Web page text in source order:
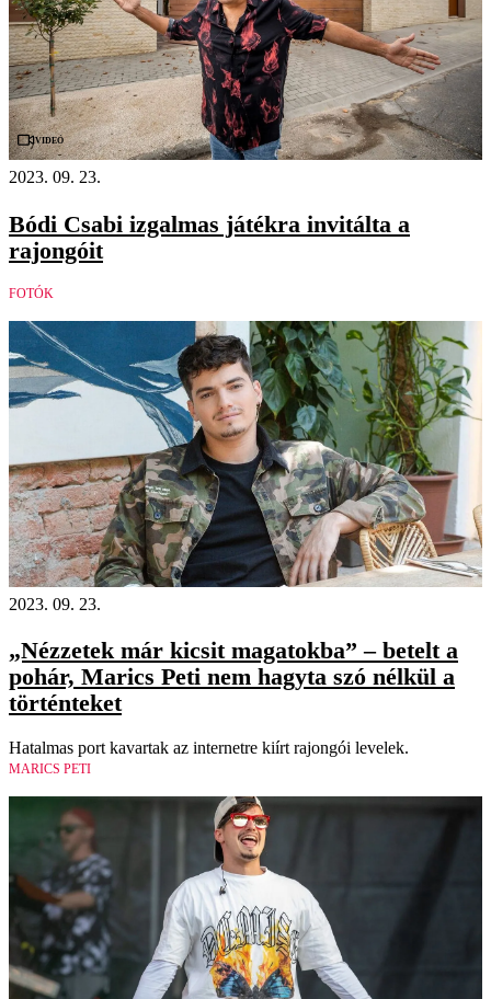
Videó
2023. 09. 23.
Bódi Csabi izgalmas játékra invitálta a
rajongóit
FOTÓK
2023. 09. 23.
„Nézzetek már kicsit magatokba” – betelt a
pohár, Marics Peti nem hagyta szó nélkül a
történteket
Hatalmas port kavartak az internetre kiírt rajongói levelek.
MARICS PETI